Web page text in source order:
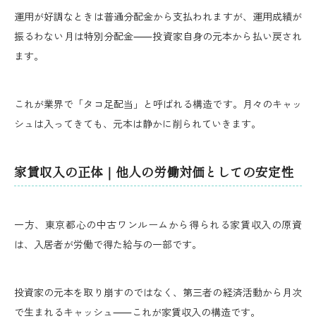
運用が好調なときは普通分配金から支払われますが、運用成績が
振るわない月は特別分配金⸺投資家自身の元本から払い戻され
ます。
これが業界で「タコ足配当」と呼ばれる構造です。月々のキャッ
シュは入ってきても、元本は静かに削られていきます。
家賃収入の正体｜他人の労働対価としての安定性
一方、東京都心の中古ワンルームから得られる家賃収入の原資
は、入居者が労働で得た給与の一部です。
投資家の元本を取り崩すのではなく、第三者の経済活動から月次
で生まれるキャッシュ⸺これが家賃収入の構造です。